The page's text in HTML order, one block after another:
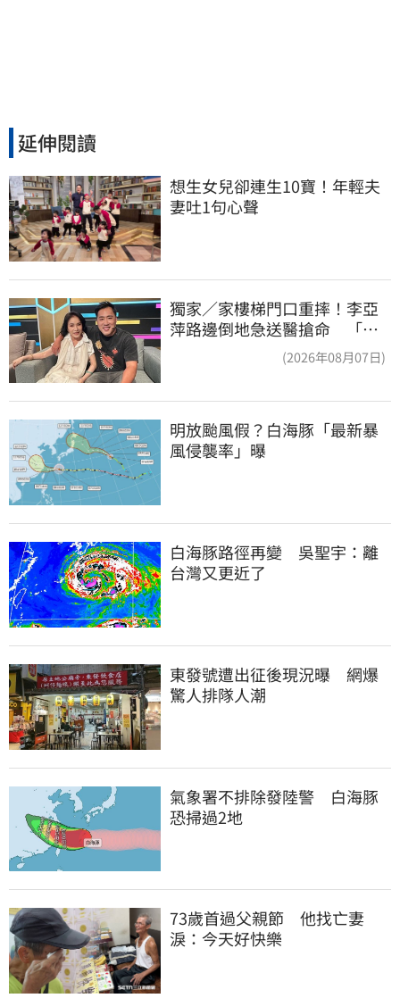
延伸閱讀
想生女兒卻連生10寶！年輕夫
妻吐1句心聲
獨家／家樓梯門口重摔！李亞
萍路邊倒地急送醫搶命 「最
(2026年08月07日)
明放颱風假？白海豚「最新暴
風侵襲率」曝
白海豚路徑再變　吳聖宇：離
台灣又更近了
東發號遭出征後現況曝　網爆
驚人排隊人潮
氣象署不排除發陸警　白海豚
恐掃過2地
73歲首過父親節　他找亡妻
淚：今天好快樂